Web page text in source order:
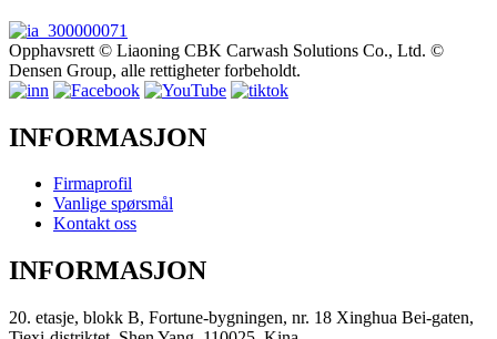
Opphavsrett © Liaoning CBK Carwash Solutions Co., Ltd. ©
Densen Group, alle rettigheter forbeholdt.
INFORMASJON
Firmaprofil
Vanlige spørsmål
Kontakt oss
INFORMASJON
20. etasje, blokk B, Fortune-bygningen, nr. 18 Xinghua Bei-gaten,